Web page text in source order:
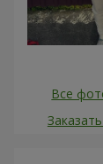
Все